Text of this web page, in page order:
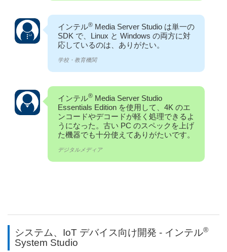
インテル® Media Server Studio は単一の
SDK で、Linux と Windows の両方に対
応しているのは、ありがたい。
学校・教育機関
インテル® Media Server Studio
Essentials Edition を使用して、4K のエ
ンコードやデコードが軽く処理できるよ
うになった。古い PC のスペックを上げ
た機器でも十分使えてありがたいです。
デジタルメディア
システム、IoT デバイス向け開発 - インテル®
System Studio